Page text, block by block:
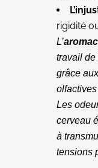
rigidité
L’
travail
grâce
Les
cerveau
à
tensions